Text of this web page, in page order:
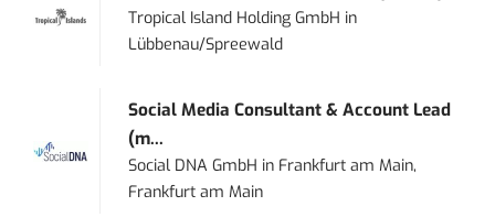
Tropical Island Holding GmbH in
Lübbenau/Spreewald
Social Media Consultant & Account Lead
(m...
Social DNA GmbH in Frankfurt am Main,
Frankfurt am Main